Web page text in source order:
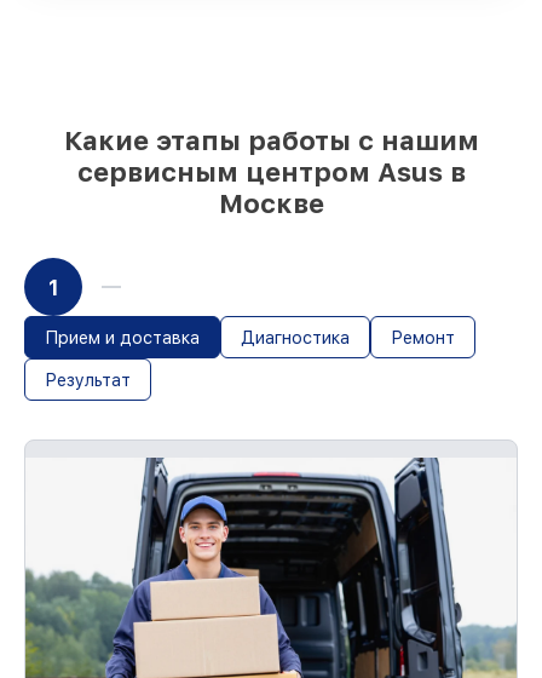
Какие этапы работы с нашим
сервисным центром Asus в
Москве
1
Прием и доставка Диагностика Ремонт
Результат